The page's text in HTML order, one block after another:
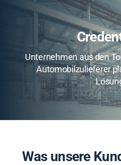
Unternehmen aus den
Automobilzulieferer
Was unsere